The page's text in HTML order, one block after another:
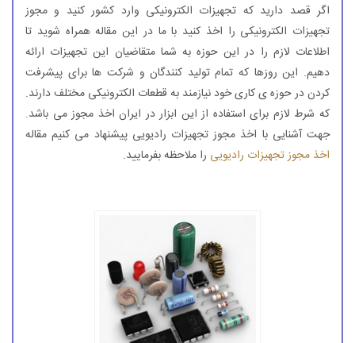
اگر قصد دارید که تجهیزات الکترونیکی وارد کشور کنید و مجوز
تجهیزات الکترونیکی را اخذ کنید با ما در این مقاله همراه شوید تا
اطلاعات لازم را در این حوزه به شما متقاضیان این تجهیزات ارائه
دهیم. این روزها که تمام تولید کنندگان و شرکت ها برای پیشرفت
کردن در حوزه ی کاری خود نیازمند به قطعات الکترونیکی مختلف دارند.
که شرط لازم برای استفاده از این ابزار در ایران اخذ مجوز می باشد.
جهت آشنایی با اخذ مجوز تجهیزات رادیویی پیشنهاد می کنیم مقاله
اخذ مجوز تجهیزات رادیویی را ملاحظه بفرمایید.